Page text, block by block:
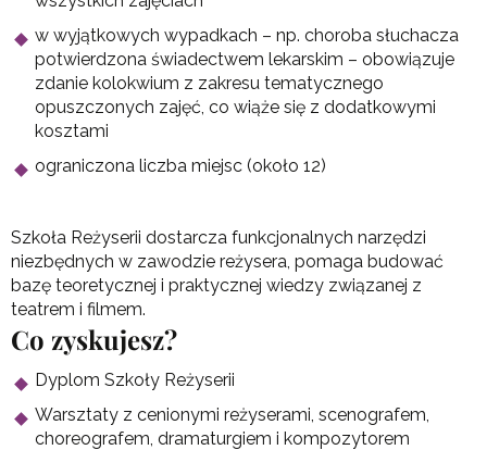
w wyjątkowych wypadkach – np. choroba słuchacza
potwierdzona świadectwem lekarskim – obowiązuje
zdanie kolokwium z zakresu tematycznego
opuszczonych zajęć, co wiąże się z dodatkowymi
kosztami
ograniczona liczba miejsc (około 12)
Szkoła Reżyserii dostarcza funkcjonalnych narzędzi
niezbędnych w zawodzie reżysera, pomaga budować
bazę teoretycznej i praktycznej wiedzy związanej z
teatrem i filmem.
Co zyskujesz?
Dyplom Szkoły Reżyserii
Warsztaty z cenionymi reżyserami, scenografem,
choreografem, dramaturgiem i kompozytorem